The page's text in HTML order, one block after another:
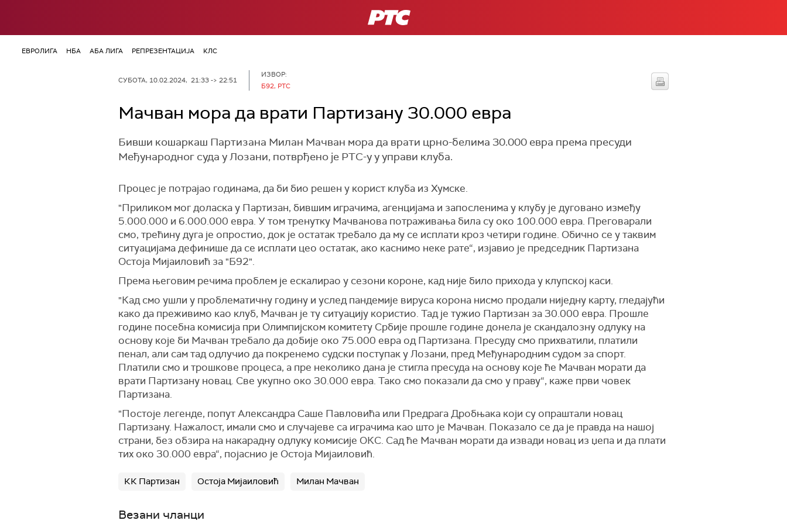
РТС
ЕВРОЛИГА НБА АБА ЛИГА РЕПРЕЗЕНТАЦИЈА КЛС
СУБОТА, 10.02.2024, 21:33 -> 22:51
ИЗВОР:
Б92, РТС
Мачван мора да врати Партизану 30.000 евра
Бивши кошаркаш Партизана Милан Мачван мора да врати црно-белима 30.000 евра према пресуди
Међународног суда у Лозани, потврђено је РТС-у у управи клуба.
Процес је потрајао годинама, да би био решен у корист клуба из Хумске.
"Приликом мог доласка у Партизан, бившим играчима, агенцијама и запосленима у клубу је дуговано између
5.000.000 и 6.000.000 евра. У том тренутку Мачванова потраживања била су око 100.000 евра. Преговарали
смо, трећину дуга је опростио, док је остатак требало да му се исплати кроз четири године. Обично се у таквим
ситуацијама дефинише да се исплати цео остатак, ако каснимо неке рате“, изјавио је председник Партизана
Остоја Мијаиловић за "Б92".
Према његовим речима проблем је ескалирао у сезони короне, кад није било прихода у клупској каси.
"Кад смо ушли у проблематичну годину и услед пандемије вируса корона нисмо продали ниједну карту, гледајући
како да преживимо као клуб, Мачван је ту ситуацију користио. Тад је тужио Партизан за 30.000 евра. Прошле
године посебна комисија при Олимпијском комитету Србије прошле године донела је скандалозну одлуку на
основу које би Мачван требало да добије око 75.000 евра од Партизана. Пресуду смо прихватили, платили
пенал, али сам тад одлучио да покренемо судски поступак у Лозани, пред Међународним судом за спорт.
Платили смо и трошкове процеса, а пре неколико дана је стигла пресуда на основу које ће Мачван морати да
врати Партизану новац. Све укупно око 30.000 евра. Тако смо показали да смо у праву“, каже први човек
Партизана.
"Постоје легенде, попут Александра Саше Павловића или Предрага Дробњака који су опраштали новац
Партизану. Нажалост, имали смо и случајеве са играчима као што је Мачван. Показало се да је правда на нашој
страни, без обзира на накарадну одлуку комисије ОКС. Сад ће Мачван морати да извади новац из џепа и да плати
тих око 30.000 евра“, појаснио је Остоја Мијаиловић.
КК Партизан Остоја Мијаиловић Милан Мачван
Везани чланци